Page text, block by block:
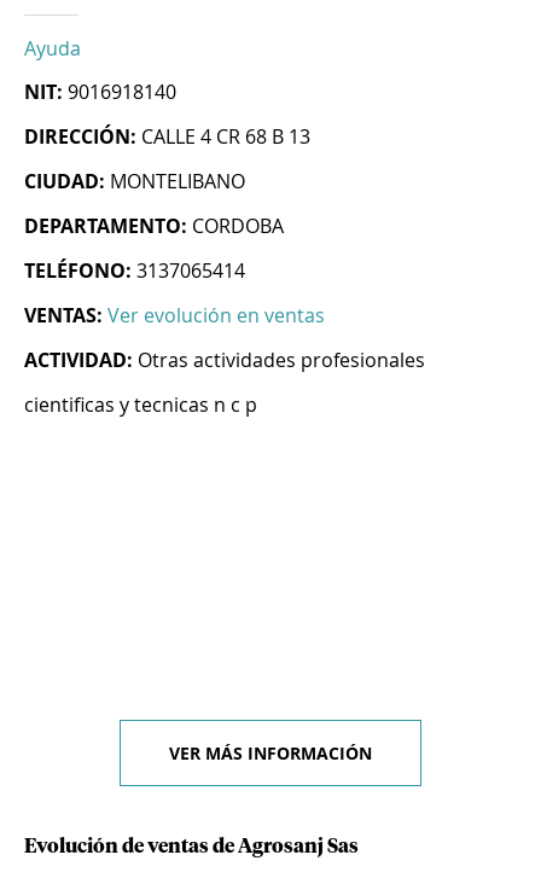
Ayuda
NIT: 9016918140
DIRECCIÓN: CALLE 4 CR 68 B 13
CIUDAD: MONTELIBANO
DEPARTAMENTO: CORDOBA
TELÉFONO: 3137065414
VENTAS: Ver evolución en ventas
ACTIVIDAD: Otras actividades profesionales
cientificas y tecnicas n c p
VER MÁS INFORMACIÓN
Evolución de ventas de Agrosanj Sas